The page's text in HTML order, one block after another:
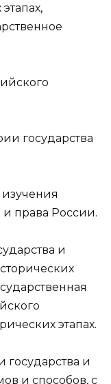
государства
и права России.
и
этапах.
государства и
и способов, с